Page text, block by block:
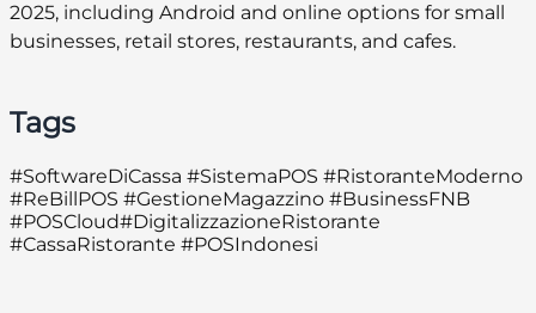
2025, including Android and online options for small
businesses, retail stores, restaurants, and cafes.
Tags
#SoftwareDiCassa #SistemaPOS #RistoranteModerno
#ReBillPOS #GestioneMagazzino #BusinessFNB
#POSCloud#DigitalizzazioneRistorante
#CassaRistorante #POSIndonesi